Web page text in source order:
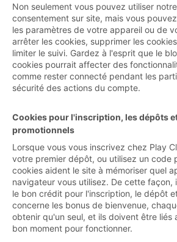
Non seulement vous pouvez utiliser
consentement sur site, mais vous
les paramètres de votre appareil ou de
arrêter les cookies, supprimer les
limiter le suivi. Gardez à l'esprit que le
cookies pourrait affecter des
comme rester connecté pendant les
sécurité des actions du compte.
Cookies pour l'inscription, les dépôts
promotionnels
Lorsque vous vous inscrivez chez Play
votre premier dépôt, ou utilisez un code
cookies aident le site à mémoriser quel
navigateur vous utilisez. De cette façon,
le bon crédit pour l'inscription, le dépôt
concerne les bonus de bienvenue,
obtenir qu'un seul, et ils doivent être liés
bon moment pour fonctionner.